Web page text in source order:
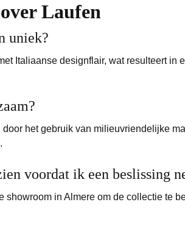
Laufen
uniek?
Italiaanse designflair, wat resulteert in
het gebruik van milieuvriendelijke
voordat ik een beslissing
showroom in Almere om de collectie te